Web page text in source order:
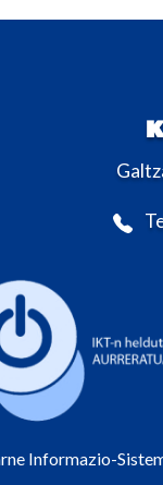
Informazio-